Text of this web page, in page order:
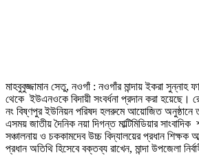
মাহবুবুজ্জামান সেতু, নওগাঁ : নওগাঁর মান্দায় ইকরা সুন্নাহ
থেকে ইউএনওকে বিদায়ী সংবর্ধনা প্রদান করা হয়েছে।
নং বিষ্ণপুর ইউনিয়ন পরিষদ হলরুমে আয়োজিত অনুষ্ঠানে
এসময় জাতীয় দৈনিক নয়া দিগন্ত মাল্টিমিডিয়ার
সঞ্চালনায় ও চককামদেব উচ্চ বিদ্যালয়ের প্রধান শিক্ষক
প্রধান অতিথি হিসেবে বক্তব্য রাখেন, মান্দা উপজেলা